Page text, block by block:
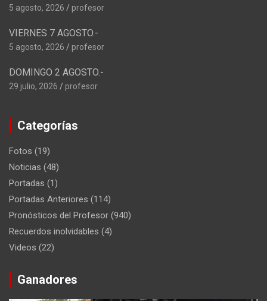
5 agosto, 2026 profesor
VIERNES 7 AGOSTO.-
5 agosto, 2026 profesor
DOMINGO 2 AGOSTO.-
29 julio, 2026 profesor
Categorías
Fotos (19)
Noticias (48)
Portadas (1)
Portadas Anteriores (114)
Pronósticos del Profesor (940)
Recuerdos inolvidables (4)
Videos (22)
Ganadores